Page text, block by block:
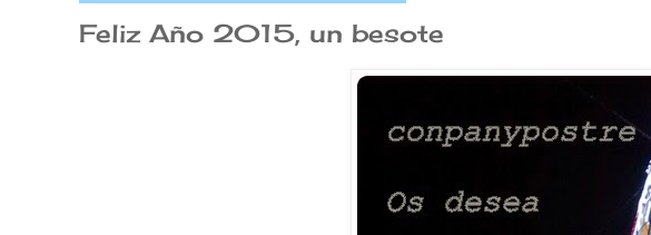
Feliz Año 2015, un besote